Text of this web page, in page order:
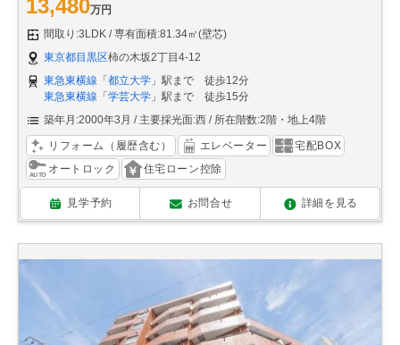
13,480万円
間取り:3LDK
専有面積:81.34㎡(壁芯)
東京都目黒区柿の木坂2丁目4-12
東急東横線 「 都立大学 」駅まで 徒歩12分
東急東横線 「 学芸大学 」駅まで 徒歩15分
築年月:2000年3月
主要採光面:西 所在階数:2階・地上4階
リフォーム（履歴含む） エレベーター
宅配BOX
オートロック
住宅ローン控除
見学予約 お問合せ 詳細を見る